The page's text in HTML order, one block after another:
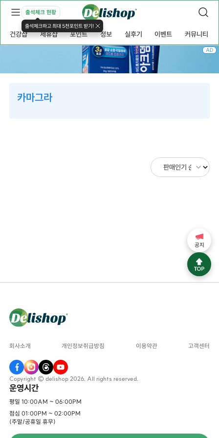
출석체크 현황
출석체크하고 최대 5천포인트 받기!
건강샵 제휴샵 포인트 정보 실후기 이벤트 커뮤니티
카마그라
AD
회사소개 개인정보취급방침 이용약관 고객센터
Copyright © delishop 2026. All rights reserved.
운영시간
평일 10:00AM ~ 06:00PM
점심 01:00PM ~ 02:00PM
(주말/공휴일 휴무)
공지